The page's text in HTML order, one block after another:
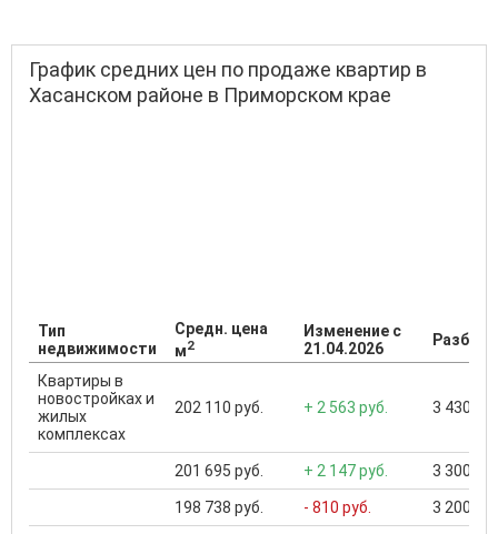
График средних цен по продаже квартир в
Хасанском районе в Приморском крае
Тип
недвижимости
Средн. цена
м2
Изменение с
21.04.2026
Квартиры в
новостройках и
жилых
комплексах
202 110 руб. + 2 563 руб. 3 430
201 695 руб. + 2 147 руб. 3 300
198 738 руб. - 810 руб. 3 200